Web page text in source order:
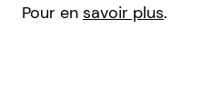
Pour en savoir plus.